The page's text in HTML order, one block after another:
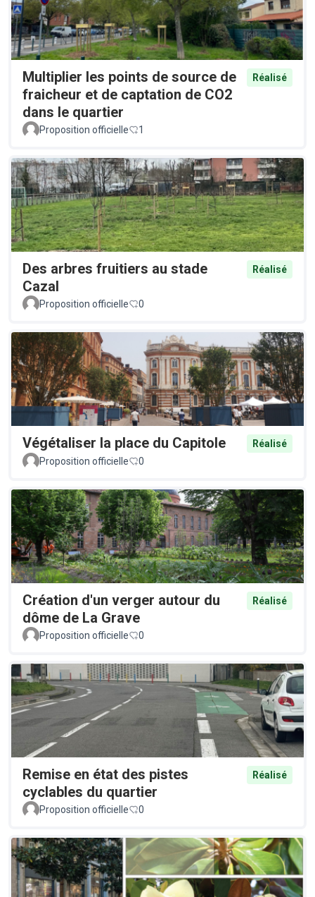
Multiplier les points de source de
fraicheur et de captation de CO2
dans le quartier
Réalisé
Proposition officielle 1
Des arbres fruitiers au stade
Cazal
Réalisé
Proposition officielle 0
Végétaliser la place du Capitole
Réalisé
Proposition officielle
0
Création d'un verger autour du
dôme de La Grave
Réalisé
Proposition officielle 0
Remise en état des pistes
cyclables du quartier
Réalisé
Proposition officielle 0